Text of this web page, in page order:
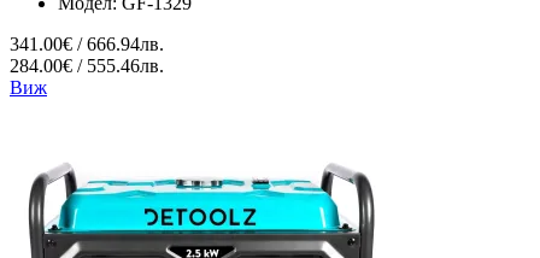
341.00€ / 666.94лв.
284.00€ / 555.46лв.
Виж